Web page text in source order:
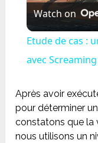
Watch on
Etude de cas :
avec
Après avoir
pour déterminer
constatons que la
nous utilisons un